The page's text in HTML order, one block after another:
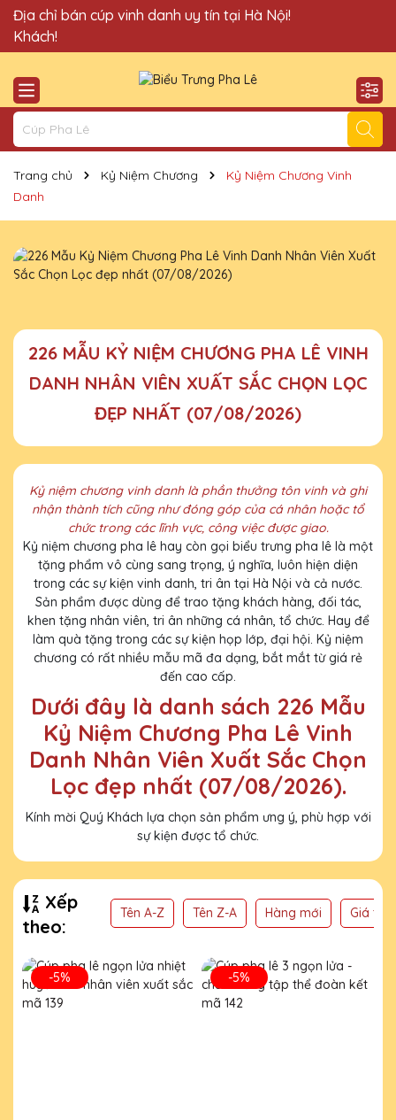
Quà Tặng Cúp Pha Lê Vinh Danh An Thảo xin chào Quý
Khách!
Địa chỉ bán cúp vinh danh uy tín tại Hà Nội!
Trang chủ Kỷ Niệm Chương
Kỷ Niệm Chương Vinh
Danh
226 MẪU KỶ NIỆM CHƯƠNG PHA LÊ VINH
DANH NHÂN VIÊN XUẤT SẮC CHỌN LỌC
ĐẸP NHẤT (07/08/2026)
Kỷ niệm chương vinh danh là phần thưởng tôn vinh và ghi
nhận thành tích cũng như đóng góp của cá nhân hoặc tổ
chức trong các lĩnh vực, công việc được giao.
Kỷ niệm chương pha lê hay còn gọi biểu trưng pha lê là một
tặng phẩm vô cùng sang trọng, ý nghĩa, luôn hiện diện
trong các sự kiện vinh danh, tri ân tại Hà Nội và cả nước.
Sản phẩm được dùng để trao tặng khách hàng, đối tác,
khen tặng nhân viên, tri ân những cá nhân, tổ chức. Hay để
làm quà tặng trong các sự kiện họp lớp, đại hội. Kỷ niệm
chương có rất nhiều mẫu mã đa dạng, bắt mắt từ giá rẻ
đến cao cấp.
Dưới đây là danh sách 226 Mẫu
Kỷ Niệm Chương Pha Lê Vinh
Danh Nhân Viên Xuất Sắc Chọn
Lọc đẹp nhất (07/08/2026).
Kính mời Quý Khách lựa chọn sản phẩm ưng ý, phù hợp với
sự kiện được tổ chức.
Xếp
theo:
Tên A-Z Tên Z-A Hàng mới Giá
-5% -5%